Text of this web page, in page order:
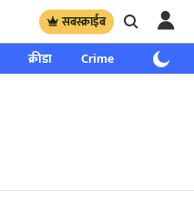
सबस्क्राईब
क्रीडा Crime साप्ताहिक